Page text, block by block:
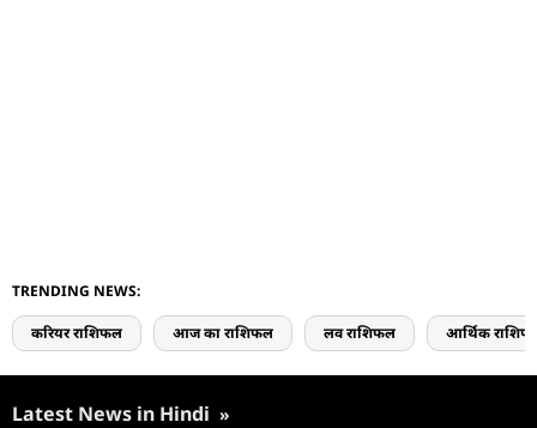
TRENDING NEWS:
करियर राशिफल आज का राशिफल लव राशिफल आर्थिक
Latest News in Hindi »